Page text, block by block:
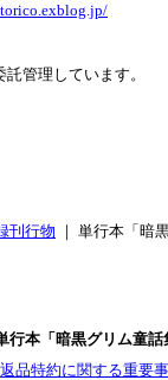
託管理しています。
刊行物 ｜ 単行本「暗
行本「暗黒グリム童話
返品特約に関する重要